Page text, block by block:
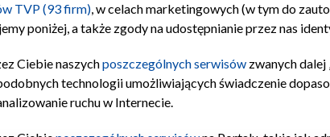
TVP (93 firm), w celach marketingowych (w tym do
poniżej, a także zgody na udostępnianie przez nas
Ciebie naszychposzczególnych serwisów zwanych
technologii umożliwiających świadczenie
ruchu w Internecie.